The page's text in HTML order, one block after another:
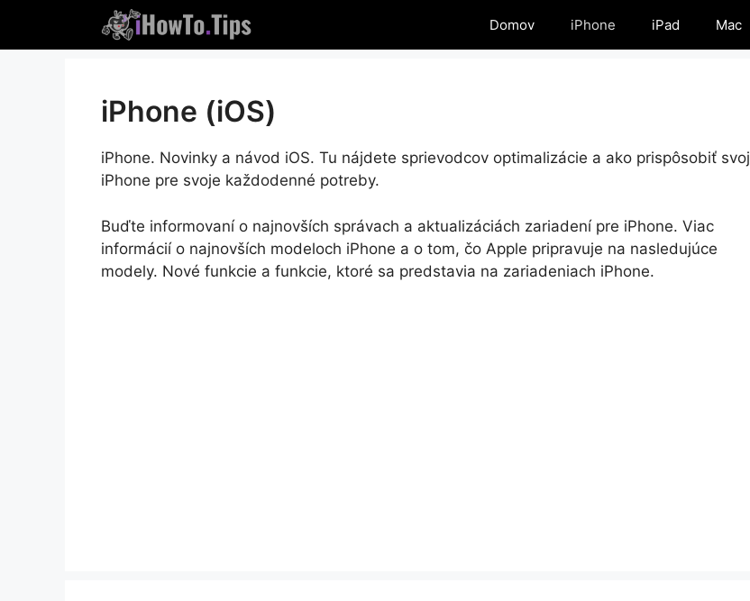
obsah
Domov iPhone iPad Mac
iPhone (iOS)
iPhone. Novinky a návod iOS. Tu nájdete sprievodcov optimalizácie a ako prispôsobiť svoj
iPhone pre svoje každodenné potreby.
Buďte informovaní o najnovších správach a aktualizáciách zariadení pre iPhone. Viac
informácií o najnovších modeloch iPhone a o tom, čo Apple pripravuje na nasledujúce
modely. Nové funkcie a funkcie, ktoré sa predstavia na zariadeniach iPhone.